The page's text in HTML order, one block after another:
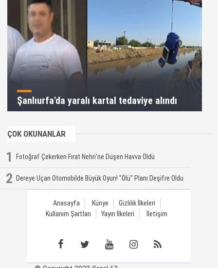
Şanlıurfa'da yaralı kartal tedaviye alındı
ÇOK OKUNANLAR
1 Fotoğraf Çekerken Fırat Nehri'ne Düşen Havva Öldü
2 Dereye Uçan Otomobilde Büyük Oyun! "Ölü" Planı Deşifre Oldu
Anasayfa Künye
Gizlilik İlkeleri
Kullanım Şartları
Yayın İlkeleri İletişim